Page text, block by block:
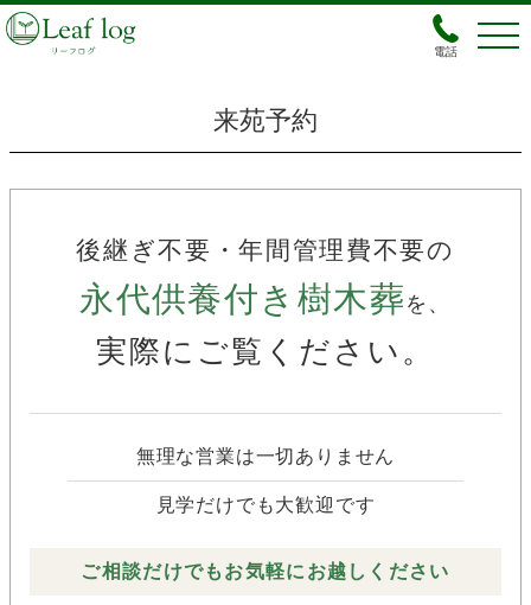
電話
来苑予約
後継ぎ不要・年間管理費不要の
永代供養付き樹木葬 を、
実際にご覧ください。
無理な営業は一切ありません
見学だけでも大歓迎です
ご相談だけでもお気軽にお越しください